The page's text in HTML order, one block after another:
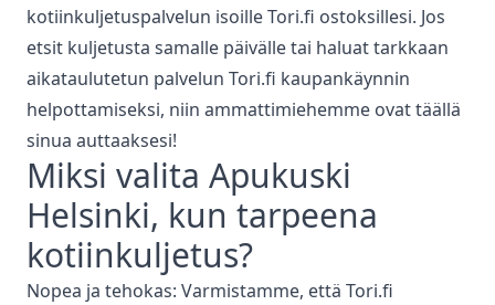
kotiinkuljetuspalvelun isoille Tori.fi ostoksillesi. Jos
etsit kuljetusta samalle päivälle tai haluat tarkkaan
aikataulutetun palvelun Tori.fi kaupankäynnin
helpottamiseksi, niin ammattimiehemme ovat täällä
sinua auttaaksesi!
Miksi valita Apukuski
Helsinki, kun tarpeena
kotiinkuljetus?
Nopea ja tehokas: Varmistamme, että Tori.fi